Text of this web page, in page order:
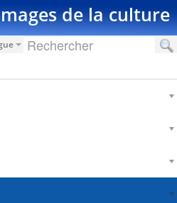
de la culture